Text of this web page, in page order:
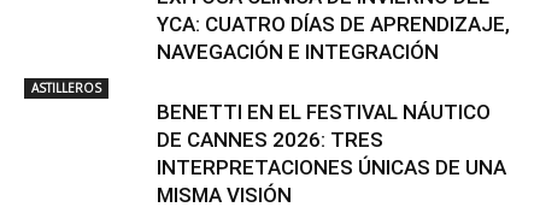
YCA: CUATRO DÍAS DE APRENDIZAJE,
NAVEGACIÓN E INTEGRACIÓN
ASTILLEROS
BENETTI EN EL FESTIVAL NÁUTICO
DE CANNES 2026: TRES
INTERPRETACIONES ÚNICAS DE UNA
MISMA VISIÓN